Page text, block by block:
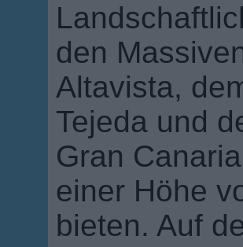
den
Altavista,
Tejeda und
Gran
einer Höhe
bieten. Auf